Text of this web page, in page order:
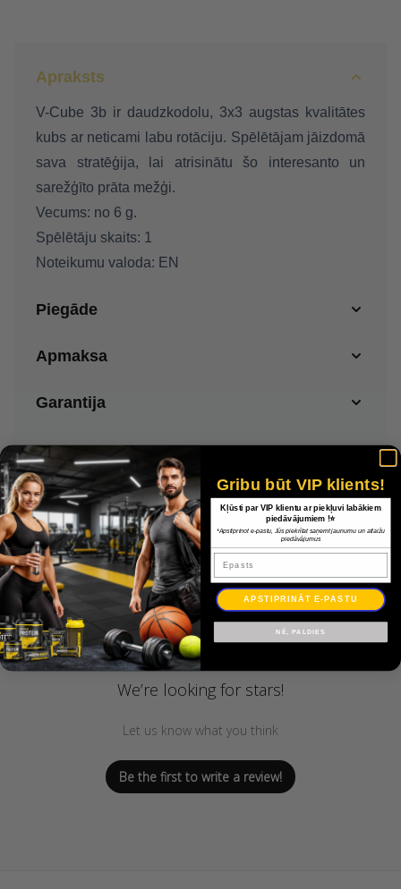
Apraksts
V-Cube 3b ir daudzkodolu, 3x3 augstas kvalitātes
kubs ar neticami labu rotāciju. Spēlētājam jāizdomā
sava stratēģija, lai atrisinātu šo interesanto un
sarežģīto prāta mežģi.
Vecums: no 6 g.
Spēlētāju skaits: 1
Noteikumu valoda: EN
Piegāde
Apmaksa
Garantija
Customer Reviews
We’re looking for stars!
Let us know what you think
Be the first to write a review!
Gribu būt VIP klients!
Kļūsti par VIP klientu ar piekļuvi labākiem
piedāvājumiem !⭐
*Apstiprinot e-pastu, Jūs piekrītat saņemt jaunumu un atlaižu
piedāvājumus
Epasts
APSTIPRINĀT E-PASTU
NĒ, PALDIES